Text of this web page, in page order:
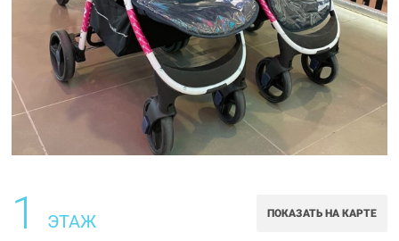
1 ЭТАЖ ПОКАЗАТЬ НА КАРТЕ